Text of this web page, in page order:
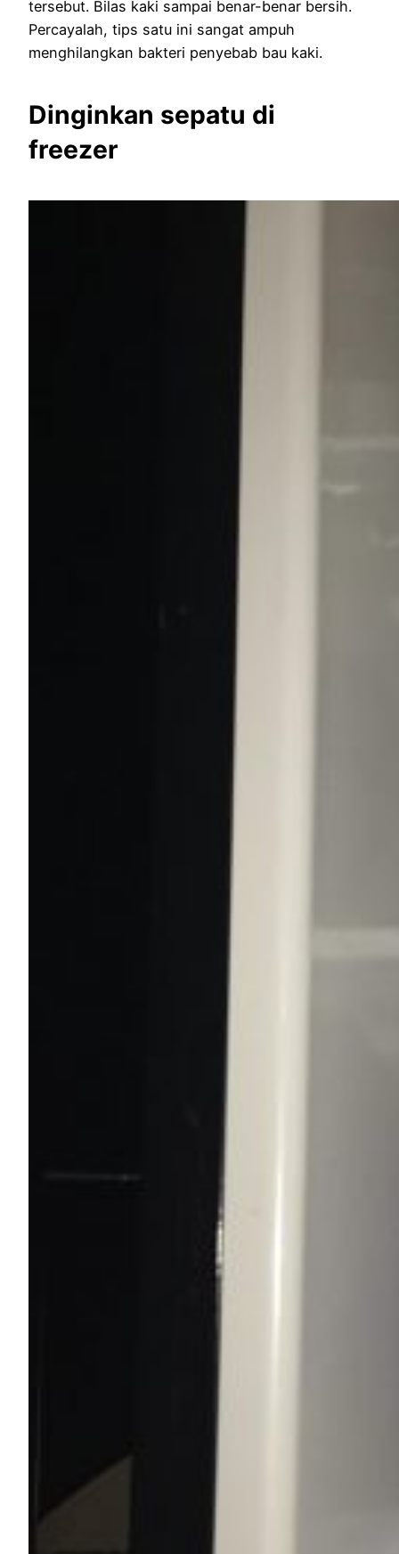
tersebut. Bilas kaki sampai benar-benar bersih.
Percayalah, tips satu ini sangat ampuh
menghilangkan bakteri penyebab bau kaki.
Dinginkan sepatu di
freezer